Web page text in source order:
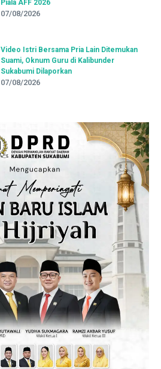
Piala AFF 2026
07/08/2026
Video Istri Bersama Pria Lain Ditemukan
Suami, Oknum Guru di Kalibunder
Sukabumi Dilaporkan
07/08/2026